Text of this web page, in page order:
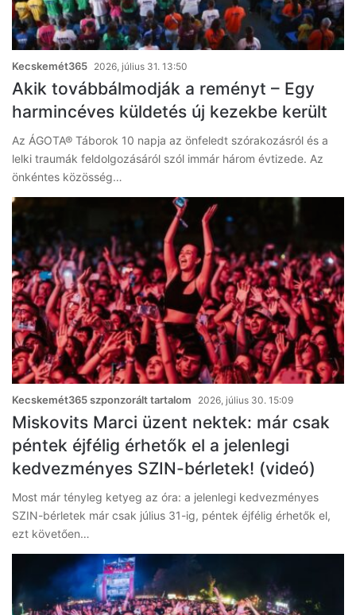
Kecskemét365 2026, július 31. 13:50
Akik továbbálmodják a reményt – Egy
harmincéves küldetés új kezekbe került
Az ÁGOTA® Táborok 10 napja az önfeledt szórakozásról és a
lelki traumák feldolgozásáról szól immár három évtizede. Az
önkéntes közösség…
Kecskemét365 szponzorált tartalom 2026, július 30. 15:09
Miskovits Marci üzent nektek: már csak
péntek éjfélig érhetők el a jelenlegi
kedvezményes SZIN-bérletek! (videó)
Most már tényleg ketyeg az óra: a jelenlegi kedvezményes
SZIN-bérletek már csak július 31-ig, péntek éjfélig érhetők el,
ezt követően…